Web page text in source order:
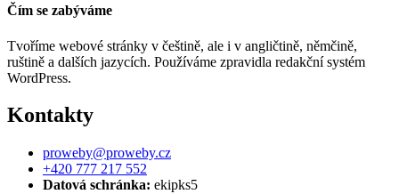
Čím se zabýváme
Tvoříme webové stránky v češtině, ale i v angličtině, němčině,
ruštině a dalších jazycích. Používáme zpravidla redakční systém
WordPress.
Kontakty
proweby@proweby.cz
+420 777 217 552
Datová schránka: ekipks5